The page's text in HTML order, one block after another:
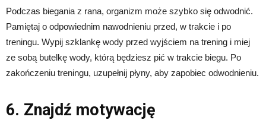
Podczas biegania z rana, organizm może szybko się odwodnić.
Pamiętaj o odpowiednim nawodnieniu przed, w trakcie i po
treningu. Wypij szklankę wody przed wyjściem na trening i miej
ze sobą butelkę wody, którą będziesz pić w trakcie biegu. Po
zakończeniu treningu, uzupełnij płyny, aby zapobiec odwodnieniu.
6. Znajdź motywację